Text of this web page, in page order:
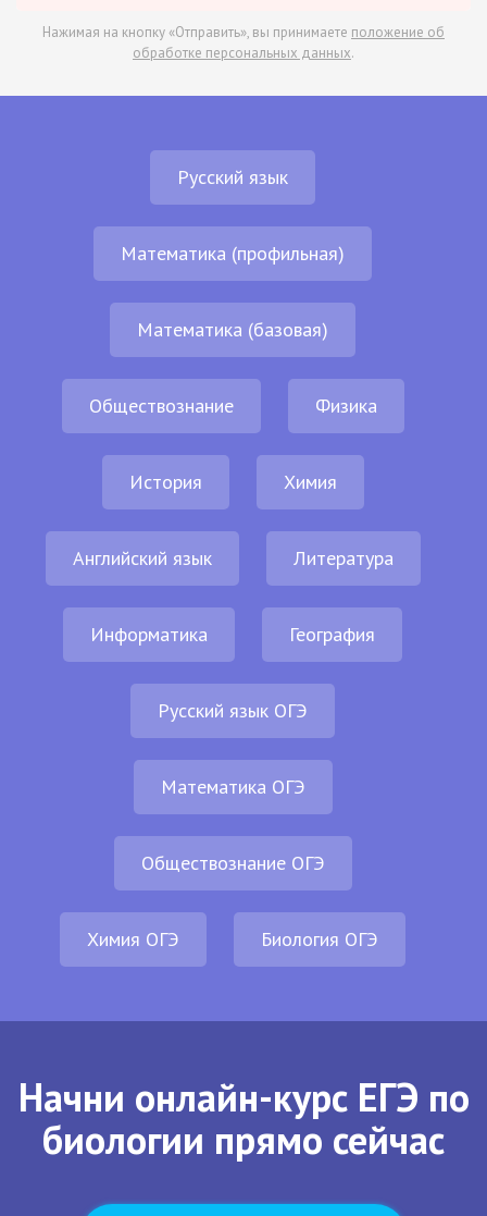
Нажимая на кнопку «Отправить», вы принимаете положение об
обработке персональных данных.
Русский язык
Математика (профильная)
Математика (базовая)
Обществознание Физика
История Химия
Английский язык Литература
Информатика География
Русский язык ОГЭ
Математика ОГЭ
Обществознание ОГЭ
Химия ОГЭ Биология ОГЭ
Начни онлайн-курс ЕГЭ по
биологии прямо сейчас